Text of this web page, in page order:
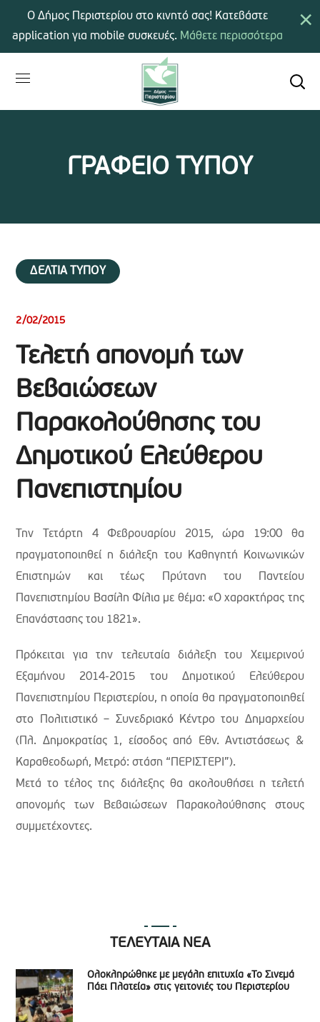
ΓΡΑΦΕΙΟ ΤΥΠΟΥ
ΔΕΛΤΙΑ ΤΥΠΟΥ
2/02/2015
Τελετή απονομή των
Βεβαιώσεων
Παρακολούθησης του
Δημοτικού Ελεύθερου
Πανεπιστημίου
Την Τετάρτη 4 Φεβρουαρίου 2015, ώρα 19:00 θα
πραγματοποιηθεί η διάλεξη του Καθηγητή Κοινωνικών
Επιστημών και τέως Πρύτανη του Παντείου
Πανεπιστημίου Βασίλη Φίλια με θέμα: «Ο χαρακτήρας της
Επανάστασης του 1821».
Πρόκειται για την τελευταία διάλεξη του Χειμερινού
Εξαμήνου 2014-2015 του Δημοτικού Ελεύθερου
Πανεπιστημίου Περιστερίου, η οποία θα πραγματοποιηθεί
στο Πολιτιστικό – Συνεδριακό Κέντρο του Δημαρχείου
(Πλ. Δημοκρατίας 1, είσοδος από Εθν. Αντιστάσεως &
Καραθεοδωρή, Μετρό: στάση “ΠΕΡΙΣΤΕΡΙ”).
Μετά το τέλος της διάλεξης θα ακολουθήσει η τελετή
απονομής των Βεβαιώσεων Παρακολούθησης στους
συμμετέχοντες.
ΤΕΛΕΥΤΑΙΑ ΝΕΑ
Ολοκληρώθηκε με μεγάλη επιτυχία «Το Σινεμά
Πάει Πλατεία» στις γειτονιές του Περιστερίου
×
Ο Δήμος Περιστερίου στο κινητό σας! Κατεβάστε
application για mobile συσκευές. Μάθετε περισσότερα